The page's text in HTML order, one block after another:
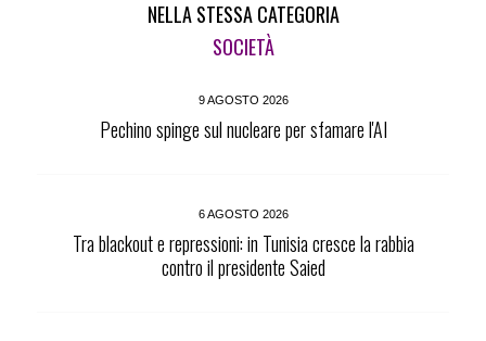
NELLA STESSA CATEGORIA
SOCIETÀ
9 AGOSTO 2026
Pechino spinge sul nucleare per sfamare l'AI
6 AGOSTO 2026
Tra blackout e repressioni: in Tunisia cresce la rabbia
contro il presidente Saied